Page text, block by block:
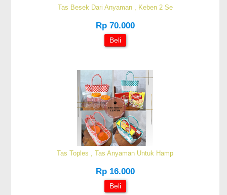
Tas Besek Dari Anyaman , Keben 2 Se
Rp 70.000
Beli
Tas Toples , Tas Anyaman Untuk Hamp
Rp 16.000
Beli